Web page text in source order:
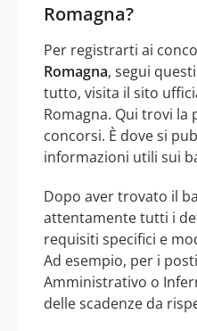
Romagna?
Per registrarti ai
Romagna, segui
tutto, visita il sito
Romagna. Qui trovi la
concorsi. È dove si
informazioni utili sui
Dopo aver trovato il
attentamente tutti i
requisiti specifici e
Ad esempio, per i
Amministrativo o
delle scadenze da